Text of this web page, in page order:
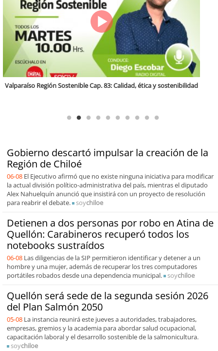
Gobierno descartó impulsar la creación de la
Región de Chiloé
06-08 El Ejecutivo afirmó que no existe ninguna iniciativa para modificar
la actual división político-administrativa del país, mientras el diputado
Alex Nahuelquín anunció que insistirá con un proyecto de resolución
para reabrir el debate.
soychiloe
Detienen a dos personas por robo en Atina de
Quellón: Carabineros recuperó todos los
notebooks sustraídos
06-08 Las diligencias de la SIP permitieron identificar y detener a un
hombre y una mujer, además de recuperar los tres computadores
portátiles robados desde una dependencia municipal.
soychiloe
Quellón será sede de la segunda sesión 2026
del Plan Salmón 2050
05-08 La instancia reunirá este jueves a autoridades, trabajadores,
empresas, gremios y la academia para abordar salud ocupacional,
capacitación laboral y el desarrollo sostenible de la salmonicultura.
soychiloe